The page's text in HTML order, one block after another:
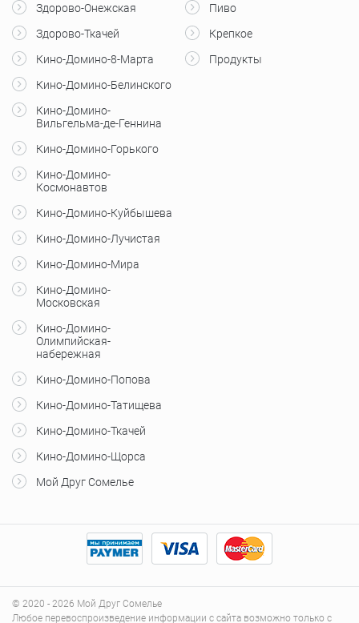
Здорово-Онежская
Здорово-Ткачей
Кино-Домино-8-Марта
Кино-Домино-Белинского
Кино-Домино-
Вильгельма-де-Геннина
Кино-Домино-Горького
Кино-Домино-
Космонавтов
Кино-Домино-Куйбышева
Кино-Домино-Лучистая
Кино-Домино-Мира
Кино-Домино-
Московская
Кино-Домино-
Олимпийская-
набережная
Кино-Домино-Попова
Кино-Домино-Татищева
Кино-Домино-Ткачей
Кино-Домино-Щорса
Мой Друг Сомелье
Пиво
Крепкое
Продукты
© 2020 - 2026 Мой Друг Сомелье
Любое перевоспроизведение информации с сайта возможно только с